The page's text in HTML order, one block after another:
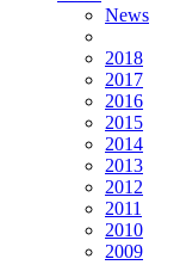
News
2018
2017
2016
2015
2014
2013
2012
2011
2010
2009